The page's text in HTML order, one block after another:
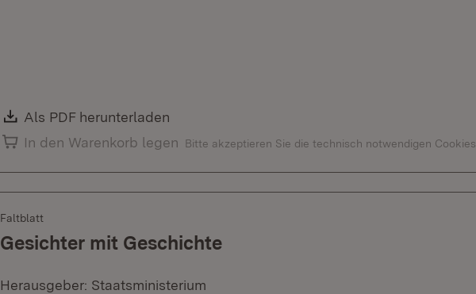
Download:
Als PDF herunterladen
In den Warenkorb legen
Bitte akzeptieren Sie die technisch notwendigen Cookies
Faltblatt
Gesichter mit Geschichte
Herausgeber: Staatsministerium